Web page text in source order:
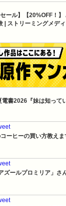
ール】【20%OFF！
| ストリーミングメデ
書2026『妹は知って
コーヒーの買い方教え
ズールプロミリア」さ